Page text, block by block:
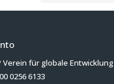
Verein für globale Entwicklung
0256 6133